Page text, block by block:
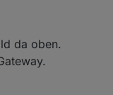
etc. Mich würde
dem Update
was zu
da oben.